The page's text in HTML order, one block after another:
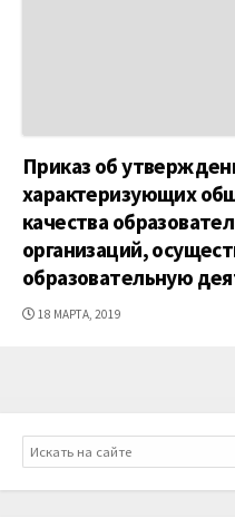
Приказ об
характеризующих
качества
организаций,
образовательную
ДАТА
18 МАРТА, 2019
Поиск